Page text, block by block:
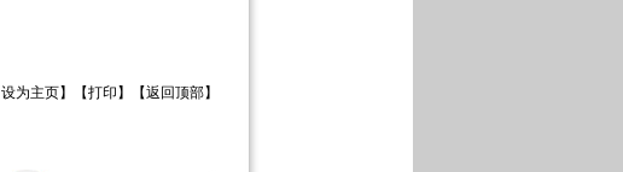
设为主页】【打印 】【返回顶部】